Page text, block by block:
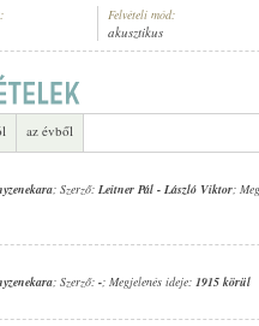
CIGÁNYZENEKARA
Felvételi mód:
akusztikus
az évből
; Szerző: Leitner Pál - László Viktor;
; Szerző: -; Megjelenés ideje: 1915 körül